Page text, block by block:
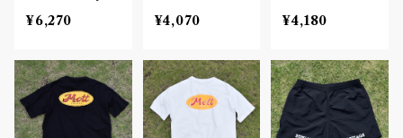
g 2toneキャッ
プ 刺繍
¥6,270
ルキャップ 刺
繍 Black
¥4,070
シャツ White
Unisex
¥4,180